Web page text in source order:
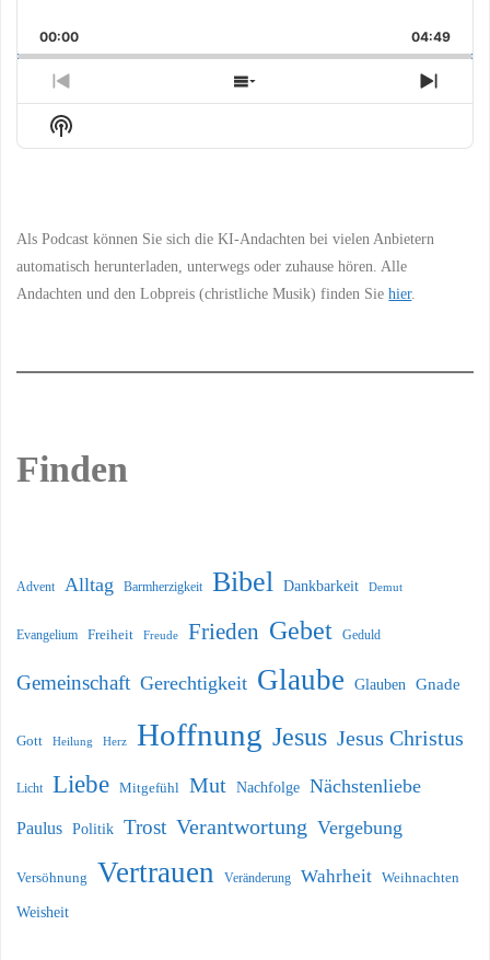
Rate
Forward
00:00 04:49
Previous
Episode
Show
Episodes
Next
Show
Podcast
Als Podcast können Sie sich die KI-Andachten bei vielen Anbietern
automatisch herunterladen, unterwegs oder zuhause hören. Alle
Andachten und den Lobpreis (christliche Musik) finden Siehier.
Finden
Advent Alltag Barmherzigkeit Bibel Dankbarkeit Demut
Evangelium Freiheit Freude Frieden Gebet Geduld
Gemeinschaft Gerechtigkeit Glaube Glauben Gnade
Gott Heilung Herz Hoffnung Jesus Jesus Christus
Licht Liebe Mitgefühl Mut Nachfolge Nächstenliebe
Paulus Politik Trost Verantwortung Vergebung
Versöhnung Vertrauen Veränderung Wahrheit Weihnachten
Weisheit